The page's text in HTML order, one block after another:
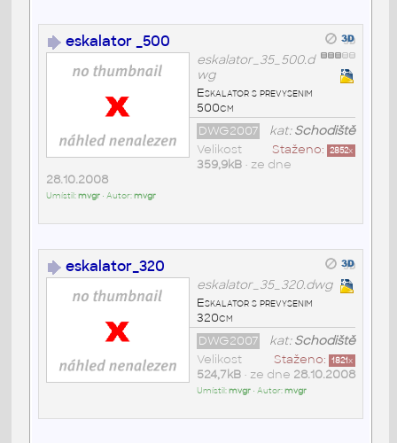
eskalator _500
eskalator_35_500.d
wg
Eskalator s prevysenim
500cm
kat:Schodiště
DWG2007
Staženo: 2852x
Velikost
359,9kB• ze dne
28.10.2008
Umístil:mvgr• Autor:mvgr
eskalator_320
eskalator_35_320.dwg
Eskalator s prevysenim
320cm
kat:Schodiště
DWG2007
Staženo: 1821x
Velikost
524,7kB• ze dne 28.10.2008
Umístil:mvgr• Autor:mvgr